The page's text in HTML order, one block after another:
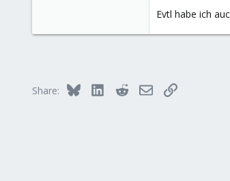
Evtl habe ich
Share: Bluesky LinkedInRedditEmailLink